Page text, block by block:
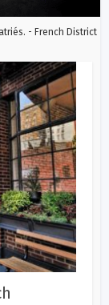
- French District